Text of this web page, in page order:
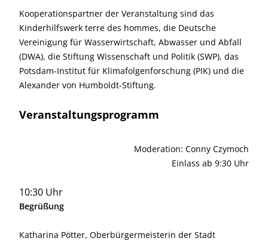
Kooperationspartner der Veranstaltung sind das
Kinderhilfswerk terre des hommes, die Deutsche
Vereinigung für Wasserwirtschaft, Abwasser und Abfall
(DWA), die Stiftung Wissenschaft und Politik (SWP), das
Potsdam-Institut für Klimafolgenforschung (PIK) und die
Alexander von Humboldt-Stiftung.
Veranstaltungsprogramm
Moderation: Conny Czymoch
Einlass ab 9:30 Uhr
10:30 Uhr
Begrüßung
Katharina Pötter, Oberbürgermeisterin der Stadt